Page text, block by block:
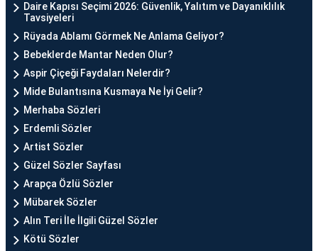
Daire Kapısı Seçimi 2026: Güvenlik, Yalıtım ve Dayanıklılık
Tavsiyeleri
Rüyada Ablamı Görmek Ne Anlama Geliyor?
Bebeklerde Mantar Neden Olur?
Aspir Çiçeği Faydaları Nelerdir?
Mide Bulantısına Kusmaya Ne İyi Gelir?
Merhaba Sözleri
Erdemli Sözler
Artist Sözler
Güzel Sözler Sayfası
Arapça Özlü Sözler
Mübarek Sözler
Alın Teri İle İlgili Güzel Sözler
Kötü Sözler